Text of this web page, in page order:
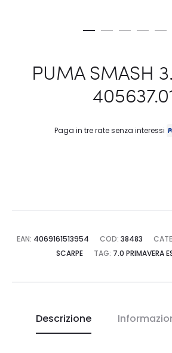
PUMA SMASH
Paga in tre rate senza interessi
EAN: 4069161513954 COD: 38483
SCARPE
TAG: 7.0 PRIMAVERA
Descrizione